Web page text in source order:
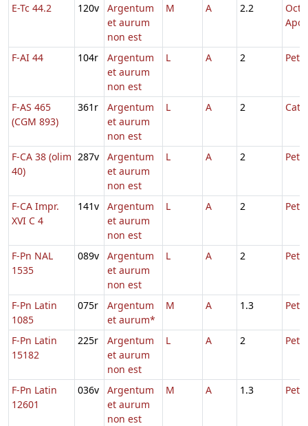
E-Tc 44.2
120v
Argentum
et aurum
non est
M A 2.2
F-AI 44 104r
Argentum
et aurum
non est
L A 2 Petri
F-AS 465
(CGM 893)
361r
Argentum
et aurum
non est
L A 2
F-CA 38 (olim
40)
287v
Argentum
et aurum
non est
L A 2 Petri
F-CA Impr.
XVI C 4
141v
Argentum
et aurum
non est
L A 2 Petri
F-Pn NAL
1535
089v
Argentum
et aurum
non est
L A 2
F-Pn Latin
1085
075r
Argentum
et aurum*
M A 1.3 Petri
F-Pn Latin
15182
225r
Argentum
et aurum
non est
L A 2
F-Pn Latin
12601
036v
Argentum
et aurum
non est
M A 1.3